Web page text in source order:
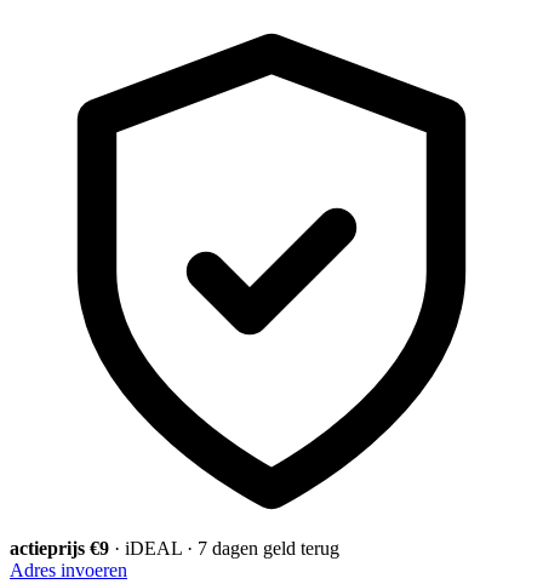
actieprijs €9 · iDEAL · 7 dagen geld terug
Adres invoeren